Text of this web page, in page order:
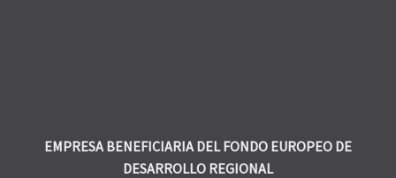
EMPRESA BENEFICIARIA DEL FONDO EUROPEO DE
DESARROLLO REGIONAL